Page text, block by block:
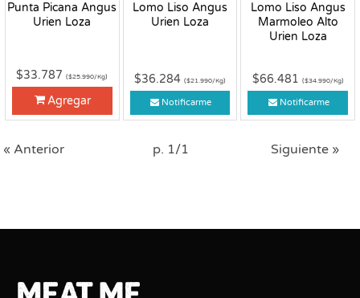
Punta Picana Angus
Urien Loza
$33.787($25.990/Kg)
Agregar
Lomo Liso Angus
Urien Loza
$36.284 ($21.990/Kg)
Notificarme
Lomo Liso Angus
Marmoleo Alto
Urien Loza
$66.481 ($34.990/Kg)
Notificarme
« Anterior p. 1/1 Siguiente »